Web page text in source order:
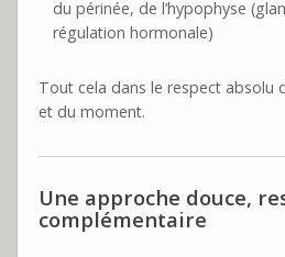
du périnée, de l’hypophyse
régulation hormonale)
Tout cela dans le respect absolu
et du moment.
Une approche douce,
complémentaire